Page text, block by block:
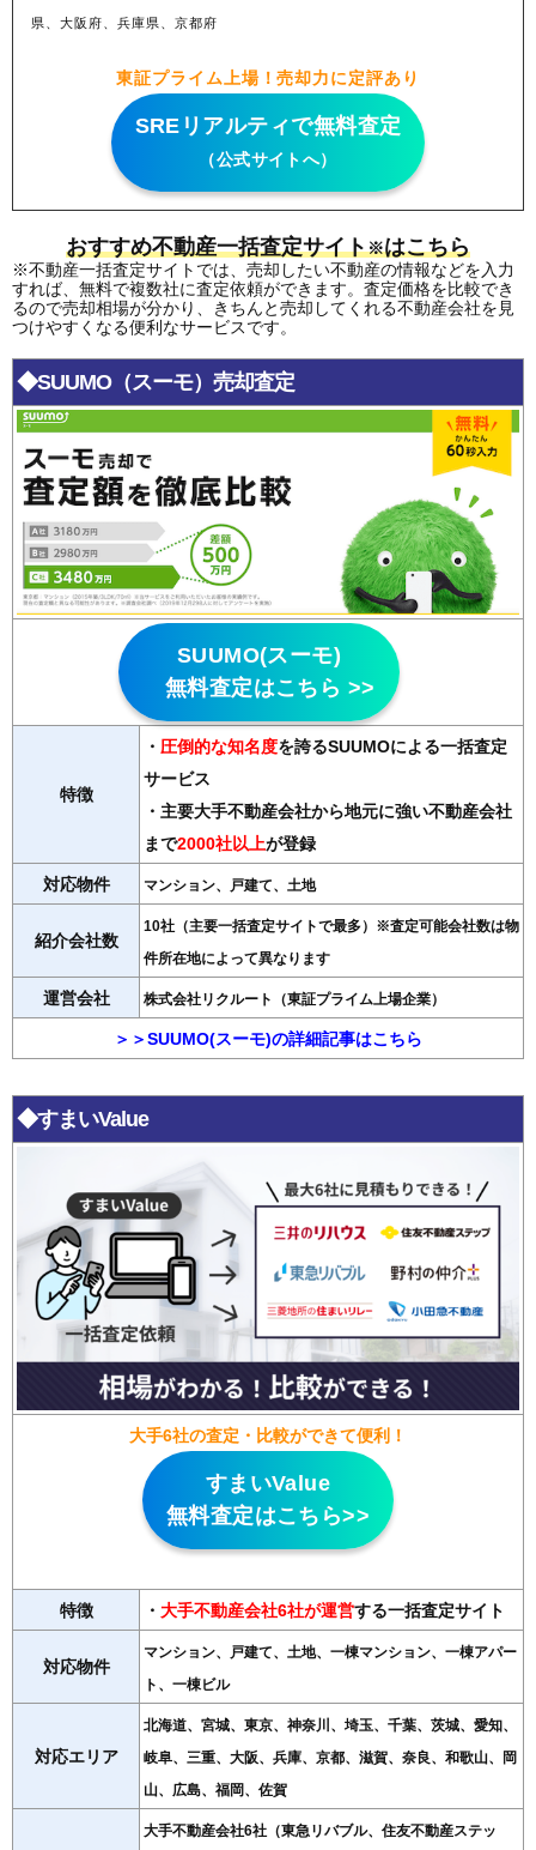
県、大阪府、兵庫県、京都府
東証プライム上場！売却力に定評あり
SREリアルティで無料査定
（公式サイトへ）
おすすめ不動産一括査定サイト※はこちら
※不動産一括査定サイトでは、売却したい不動産の情報などを入力
すれば、無料で複数社に査定依頼ができます。査定価格を比較でき
るので売却相場が分かり、きちんと売却してくれる不動産会社を見
つけやすくなる便利なサービスです。
◆SUUMO（スーモ）売却査定
SUUMO(スーモ)
無料査定はこちら >>
特徴
・ 圧倒的な知名度を誇るSUUMOによる一括査定
サービス
・主要大手不動産会社から地元に強い不動産会社
まで2000社以上が登録
対応物件 マンション、戸建て、土地
紹介会社数
10社（主要一括査定サイトで最多）※査定可能会社数は物
件所在地によって異なります
運営会社 株式会社リクルート（東証プライム上場企業）
＞＞SUUMO(スーモ)の詳細記事はこちら
◆すまいValue
大手6社の査定・比較ができて便利！
すまいValue
無料査定はこちら>>
特徴 ・ 大手不動産会社6社が運営する一括査定サイト
対応物件
マンション、戸建て、土地、一棟マンション、一棟アパー
ト、一棟ビル
対応エリア
北海道、宮城、東京、神奈川、埼玉、千葉、茨城、愛知、
岐阜、三重、大阪、兵庫、京都、滋賀、奈良、和歌山、岡
山、広島、福岡、佐賀
大手不動産会社6社（東急リバブル、住友不動産ステッ